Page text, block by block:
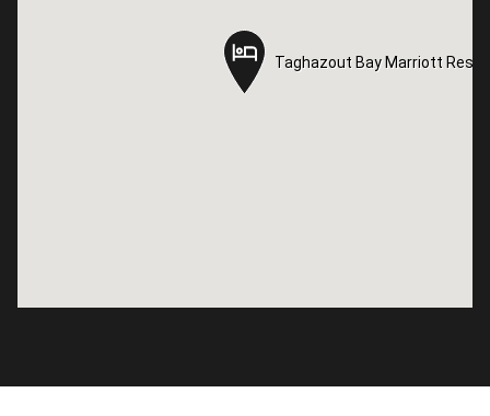
Taghazout Bay Marriott
Taghazout Bay Marriott